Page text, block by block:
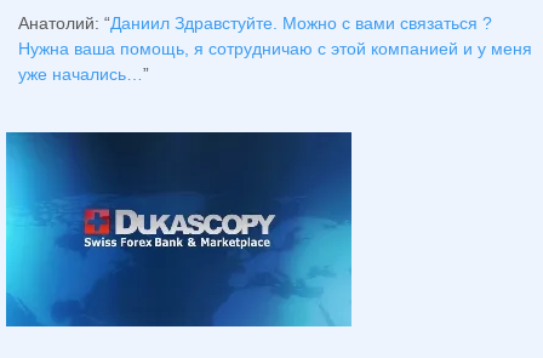
Анатолий: “Даниил Здравстуйте. Можно с вами связаться ?
Нужна ваша помощь, я сотрудничаю с этой компанией и у меня
уже начались…”